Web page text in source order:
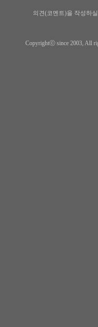
의견(코멘트)을 작성하
Copyrightⓒ since 2003, All